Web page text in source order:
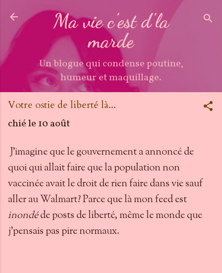
Accéder au contenu principal
Ma vie c'est d'la
marde
Un blogue qui condense poutine,
humeur et maquillage.
Votre ostie de liberté là...
chié le 10 août
J'imagine que le gouvernement a annoncé de
quoi qui allait faire que la population non
vaccinée avait le droit de rien faire dans vie sauf
aller au Walmart? Parce que là mon feed est
inondéde posts de liberté, même le monde que
j'pensais pas pire normaux.